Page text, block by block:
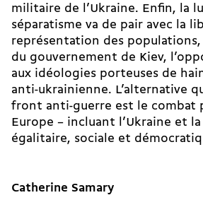
militaire de l’Ukraine. Enfin, la
séparatisme va de pair avec la
représentation des
du gouvernement de Kiev,
aux idéologies porteuses de
anti-ukrainienne. L’alternative
front anti-guerre est le combat
Europe – incluant l’Ukraine et la
égalitaire, sociale et
Catherine Samary